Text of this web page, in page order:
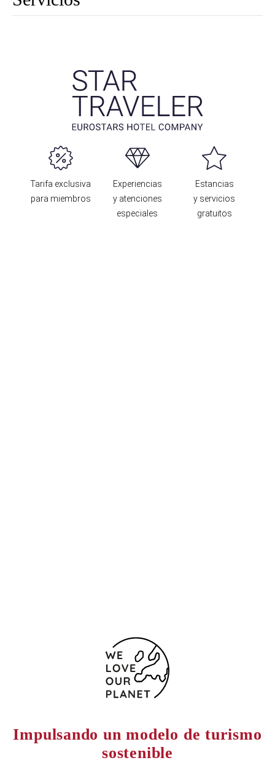
Tarifa exclusiva
para miembros
Experiencias
y atenciones
especiales
Estancias
y servicios
gratuitos
Impulsando un modelo de turismo
sostenible